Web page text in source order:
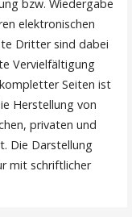
bzw. Wiedergabe
elektronischen
Dritter sind dabei
Vervielfältigung
Seiten ist
Herstellung von
privaten und
Die Darstellung
mit schriftlicher